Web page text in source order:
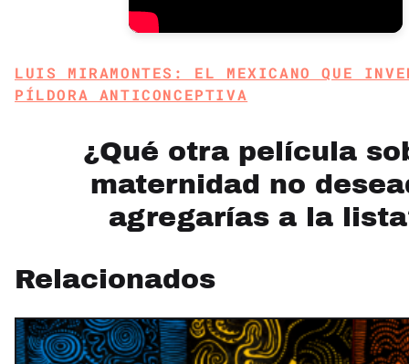
LUIS MIRAMONTES: EL MEXICANO QUE
PÍLDORA ANTICONCEPTIVA
¿Qué otra película
maternidad no
agregarías a la
Relacionados